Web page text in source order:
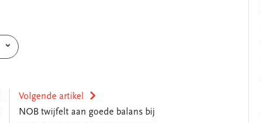
Volgende artikel
NOB twijfelt aan goede balans bij